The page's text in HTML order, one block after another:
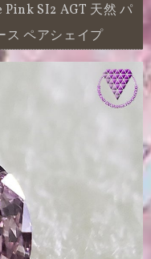
SI2 AGT 天然 パ
ス ペアシェイプ